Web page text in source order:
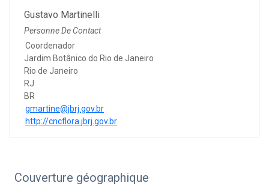
Gustavo Martinelli
Personne De Contact
Coordenador
Jardim Botânico do Rio de Janeiro
Rio de Janeiro
RJ
BR
gmartine@jbrj.gov.br
http://cncflora.jbrj.gov.br
Couverture géographique